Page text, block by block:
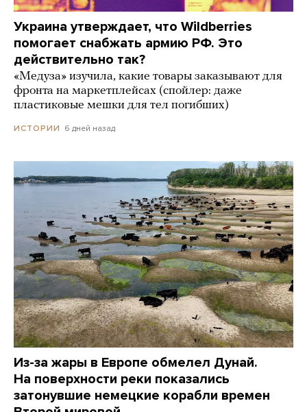
Украина утверждает, что Wildberries
помогает снабжать армию РФ. Это
действительно так?
«Медуза» изучила, какие товары заказывают для
фронта на маркетплейсах (спойлер: даже
пластиковые мешки для тел погибших)
ИСТОРИИ 6 дней назад
Из-за жары в Европе обмелел Дунай.
На поверхности реки показались
затонувшие немецкие корабли времен